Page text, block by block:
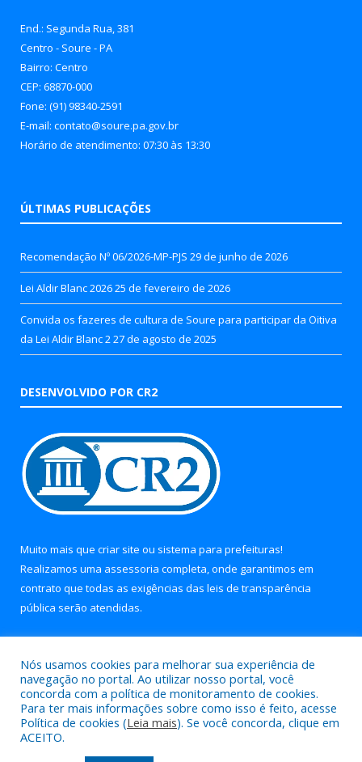
End.: Segunda Rua, 381
Centro - Soure - PA
Bairro: Centro
CEP: 68870-000
Fone: (91) 98340-2591
E-mail: contato@soure.pa.gov.br
Horário de atendimento: 07:30 às 13:30
ÚLTIMAS PUBLICAÇÕES
Recomendação Nº 06/2026-MP-PJS 29 de junho de 2026
Lei Aldir Blanc 202625 de fevereiro de 2026
Convida os fazeres de cultura de Soure para participar da Oitiva
da Lei Aldir Blanc 2 27 de agosto de 2025
DESENVOLVIDO POR CR2
Muito mais que criar site ou sistema para prefeituras!
Realizamos uma assessoria completa, onde garantimos em
contrato que todas as exigências das leis de transparência
pública serão atendidas.
Todos os direitos reservados a Prefeitura Municipal de Soure.
Nós usamos cookies para melhorar sua experiência de
navegação no portal. Ao utilizar nosso portal, você
concorda com a política de monitoramento de cookies.
Para ter mais informações sobre como isso é feito, acesse
Política de cookies (Leia mais). Se você concorda, clique em
ACEITO.